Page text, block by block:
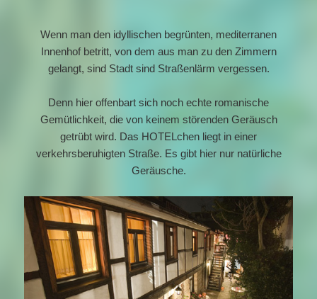
Wenn man den idyllischen begrünten, mediterranen
Innenhof betritt, von dem aus man zu den Zimmern
gelangt, sind Stadt sind Straßenlärm vergessen.
Denn hier offenbart sich noch echte romanische
Gemütlichkeit, die von keinem störenden Geräusch
getrübt wird. Das HOTELchen liegt in einer
verkehrsberuhigten Straße. Es gibt hier nur natürliche
Geräusche.